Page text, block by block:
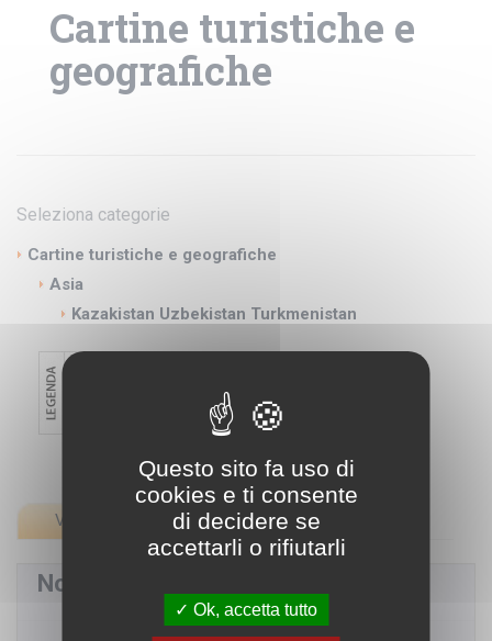
Cartine turistiche e
geografiche
Seleziona categorie
Cartine turistiche e geografiche
Asia
Kazakistan Uzbekistan Turkmenistan
Vista testuale Vista con immagini
Nome Prodotto
Questo sito fa uso di
cookies e ti consente
di decidere se
accettarli o rifiutarli
Ok, accetta tutto